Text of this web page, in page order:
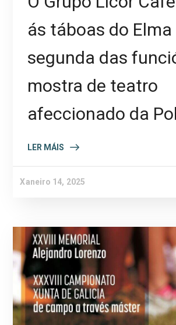
ás táboas do
segunda das
mostra de teatro
afeccionado da
LER MÁIS
Xaneiro 14, 2025